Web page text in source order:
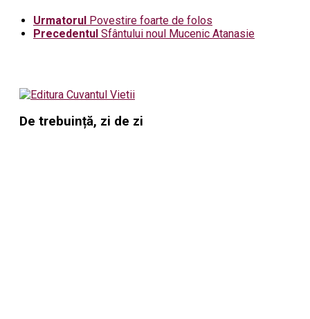
Urmatorul Povestire foarte de folos
Precedentul Sfântului noul Mucenic Atanasie
De trebuință, zi de zi